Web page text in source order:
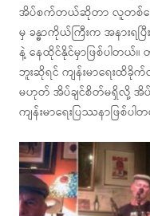
အိပ်စက်တယ်ဆိုတာ လူတစ်ယေ
မှ ခန္ဓာကိုယ်ကြီးက အနားရ
နဲ့ နေထိုင်နိုင်မှာဖြစ်ပါ
ဘူးဆိုရင် ကျန်းမာရေးထိခိုက်
မဟုတ် အိပ်ချင်စိတ်မရှိလို့ အိ
ကျန်းမာရေးပြဿနာဖြစ်ပ